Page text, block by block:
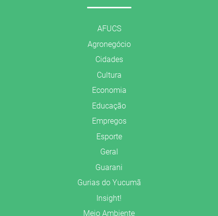
AFUCS
Agronegócio
Cidades
Cultura
Economia
Educação
Empregos
Esporte
Geral
Guarani
Gurias do Yucumã
Insight!
Meio Ambiente